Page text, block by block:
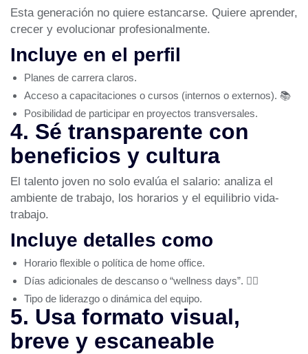
Esta generación no quiere estancarse. Quiere aprender,
crecer y evolucionar profesionalmente.
Incluye en el perfil
Planes de carrera claros.
Acceso a capacitaciones o cursos (internos o externos). 📚
Posibilidad de participar en proyectos transversales.
4. Sé transparente con
beneficios y cultura
El talento joven no solo evalúa el salario: analiza el
ambiente de trabajo, los horarios y el equilibrio vida-
trabajo.
Incluye detalles como
Horario flexible o política de home office.
Días adicionales de descanso o “wellness days”. 🧘‍♂️
Tipo de liderazgo o dinámica del equipo.
5. Usa formato visual,
breve y escaneable